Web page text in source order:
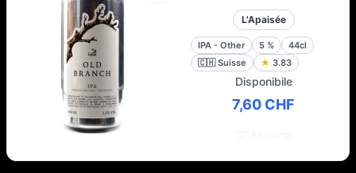
L'Apaisée
IPA - Other 5 %
44cl
🇨🇭 Suisse ★ 3.83
Disponibile
7,60 CHF